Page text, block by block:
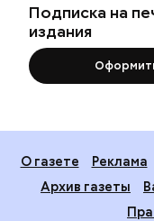
Подписка на
издания
О газете Реклама
Архив газеты